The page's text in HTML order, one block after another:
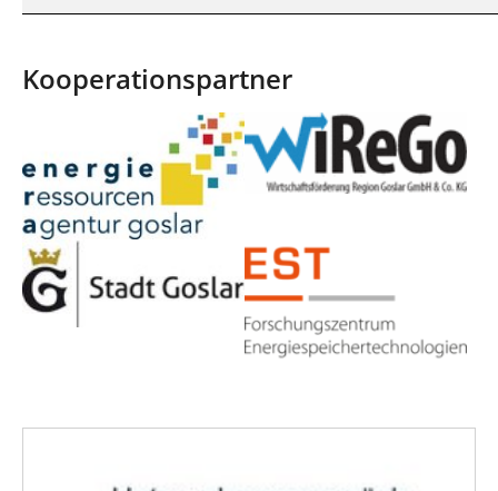
Kooperationspartner